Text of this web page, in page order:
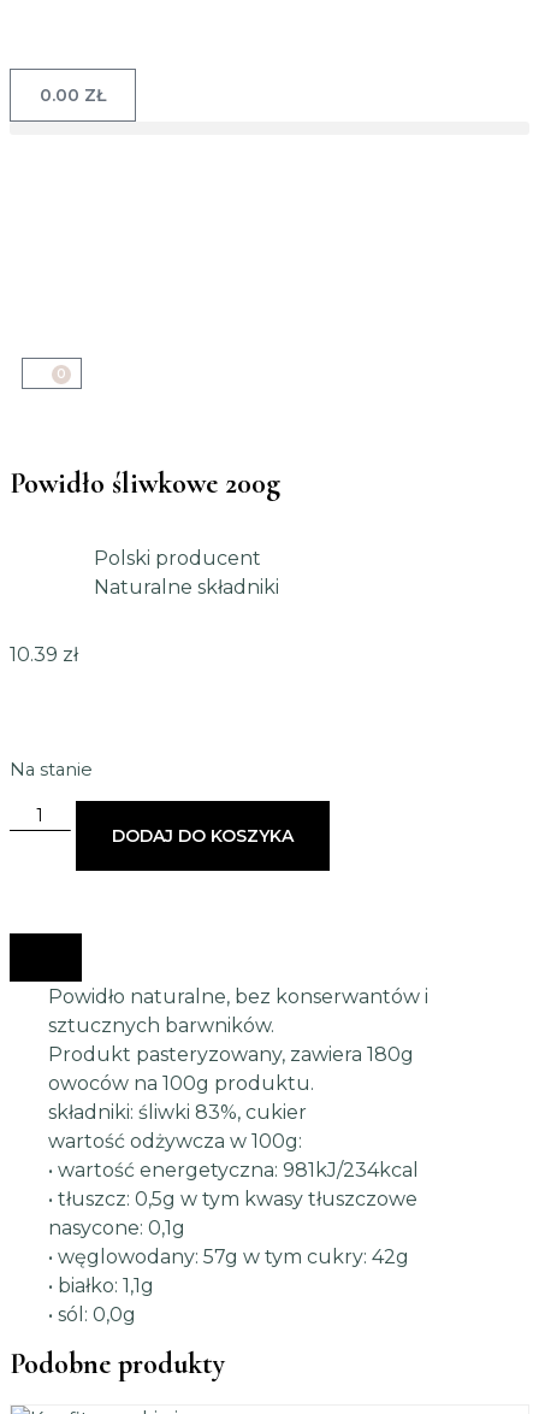
0.00 ZŁ
0
Powidło śliwkowe 200g
Polski producent
Naturalne składniki
10.39 zł
Na stanie
DODAJ DO KOSZYKA
Powidło naturalne, bez konserwantów i
sztucznych barwników.
Produkt pasteryzowany, zawiera 180g
owoców na 100g produktu.
składniki: śliwki 83%, cukier
wartość odżywcza w 100g:
• wartość energetyczna: 981kJ/234kcal
• tłuszcz: 0,5g w tym kwasy tłuszczowe
nasycone: 0,1g
• węglowodany: 57g w tym cukry: 42g
• białko: 1,1g
• sól: 0,0g
Podobne produkty